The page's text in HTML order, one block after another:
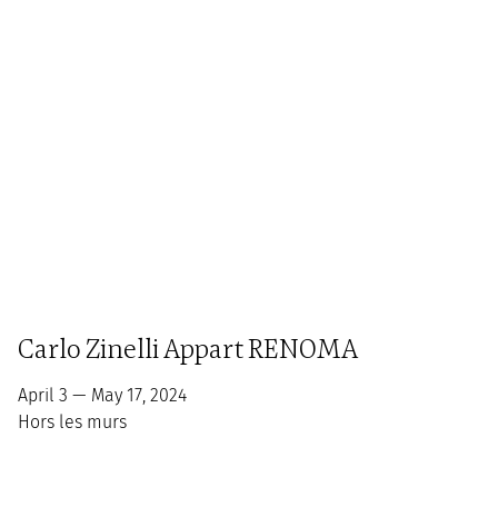
Carlo Zinelli Appart RENOMA
April 3 — May 17, 2024
Hors les murs